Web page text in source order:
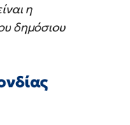
η
δημόσιου